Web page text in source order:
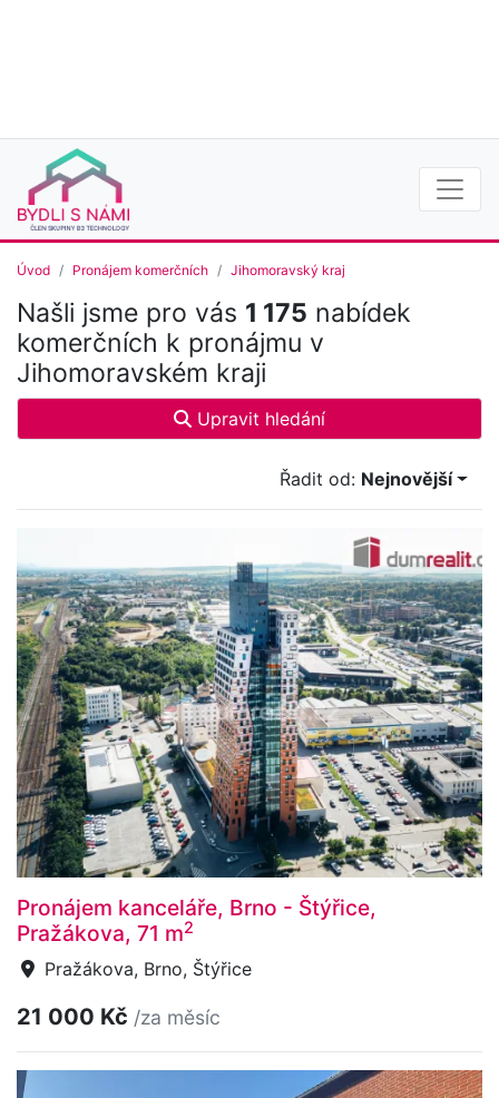
Úvod Pronájem komerčních Jihomoravský kraj
Našli jsme pro vás 1 175 nabídek
komerčních k pronájmu v
Jihomoravském kraji
Upravit hledání
Řadit od: Nejnovější
Pronájem kanceláře, Brno - Štýřice,
Pražákova, 71 m2
Pražákova, Brno, Štýřice
21 000 Kč /za měsíc